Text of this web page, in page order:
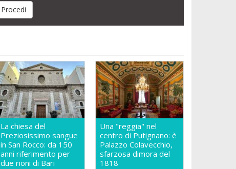
La chiesa del
Preziosissimo sangue
in San Rocco: da 150
anni riferimento per
due rioni di Bari
Una "reggia" nel
centro di Putignano: è
Palazzo Colavecchio,
sfarzosa dimora del
1818